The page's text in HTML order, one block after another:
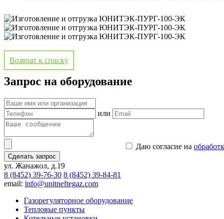
Возврат к списку
Запрос на оборудование
или
Даю согласие на
Сделать запрос
ул. Жанажол, д.19
8 (8452) 39-76-30 8 (8452) 39-84-81
email: info@unitneftegaz.com
Газорегуляторное оборудование
Тепловые пункты